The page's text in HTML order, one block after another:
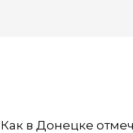
Как в Донецке